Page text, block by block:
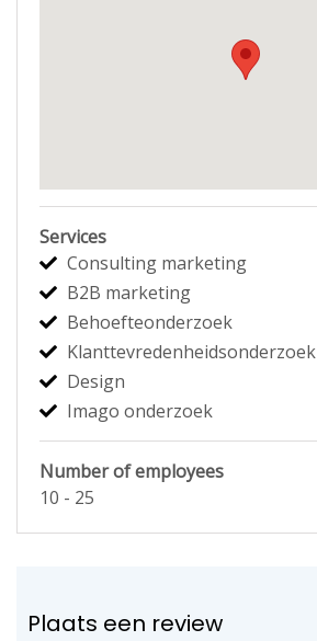
Services
Consulting marketing
B2B marketing
Behoefteonderzoek
Klanttevredenheidsonderzoek
Design
Imago onderzoek
Number of employees
10 - 25
Plaats een review